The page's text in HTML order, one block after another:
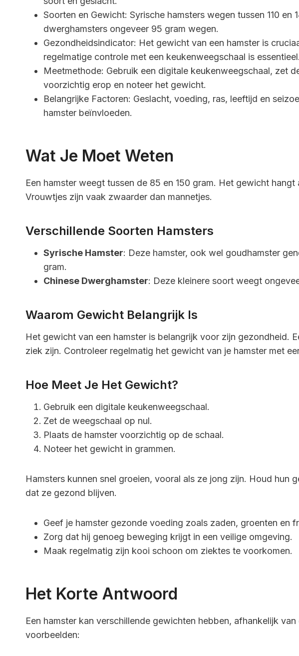
Soorten en Gewicht: Syrische hamsters wegen tussen 110 en
dwerghamsters ongeveer 95 gram wegen.
Gezondheidsindicator: Het gewicht van een hamster is
regelmatige controle met een keukenweegschaal is essentieel.
Meetmethode: Gebruik een digitale keukenweegschaal, zet
voorzichtig erop en noteer het gewicht.
Belangrijke Factoren: Geslacht, voeding, ras, leeftijd en
hamster beïnvloeden.
Wat Je Moet Weten
Een hamster weegt tussen de 85 en 150 gram. Het gewicht
Vrouwtjes zijn vaak zwaarder dan mannetjes.
Verschillende Soorten Hamsters
Syrische Hamster: Deze hamster, ook wel goudhamster
gram.
Chinese Dwerghamster: Deze kleinere soort weegt
Waarom Gewicht Belangrijk Is
Het gewicht van een hamster is belangrijk voor zijn gezondheid.
ziek zijn. Controleer regelmatig het gewicht van je hamster met
Hoe Meet Je Het Gewicht?
Gebruik een digitale keukenweegschaal.
Zet de weegschaal op nul.
Plaats de hamster voorzichtig op de schaal.
Noteer het gewicht in grammen.
Hamsters kunnen snel groeien, vooral als ze jong zijn. Houd hun
dat ze gezond blijven.
Geef je hamster gezonde voeding zoals zaden, groenten en
Zorg dat hij genoeg beweging krijgt in een veilige omgeving.
Maak regelmatig zijn kooi schoon om ziektes te voorkomen.
Het Korte Antwoord
Een hamster kan verschillende gewichten hebben, afhankelijk
voorbeelden: